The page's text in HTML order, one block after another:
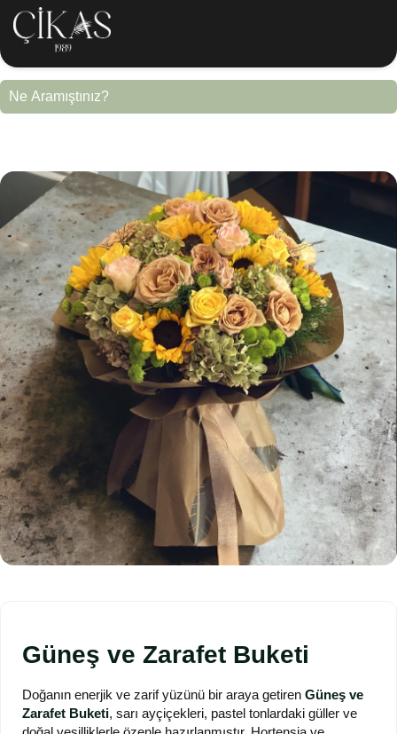
Güneş ve Zarafet Buketi
Doğanın enerjik ve zarif yüzünü bir araya getiren Güneş ve
Zarafet Buketi, sarı ayçiçekleri, pastel tonlardaki güller ve